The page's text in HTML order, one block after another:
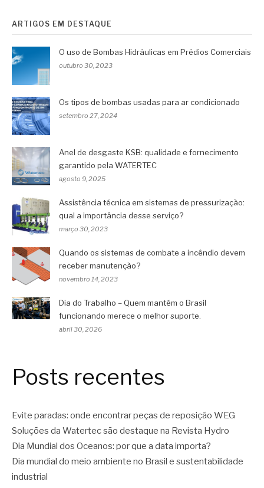
ARTIGOS EM DESTAQUE
O uso de Bombas Hidráulicas em Prédios Comerciais
outubro 30, 2023
Os tipos de bombas usadas para ar condicionado
setembro 27, 2024
Anel de desgaste KSB: qualidade e fornecimento
garantido pela WATERTEC
agosto 9, 2025
Assistência técnica em sistemas de pressurização:
qual a importância desse serviço?
março 30, 2023
Quando os sistemas de combate a incêndio devem
receber manutenção?
novembro 14, 2023
Dia do Trabalho – Quem mantém o Brasil
funcionando merece o melhor suporte.
abril 30, 2026
Posts recentes
Evite paradas: onde encontrar peças de reposição WEG
Soluções da Watertec são destaque na Revista Hydro
Dia Mundial dos Oceanos: por que a data importa?
Dia mundial do meio ambiente no Brasil e sustentabilidade
industrial